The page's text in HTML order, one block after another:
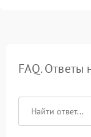
FAQ. Ответы